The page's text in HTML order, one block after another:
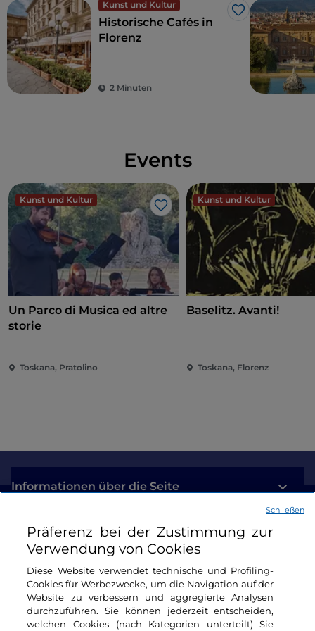
Kunst und Kultur
Like
Historische Cafés in
Florenz
2 Minuten
Events
Kunst und Kultur
Like
Un Parco di Musica ed altre
storie
Toskana, Pratolino
Kunst und Kultur
Baselitz. Avanti!
Toskana, Florenz
Informationen über die Seite
Nützliche Links
Login
Bleiben wir in Kontakt
Präferenz bei der Zustimmung zur
Verwendung von Cookies
Diese Website verwendet technische und Profiling-
Cookies für Werbezwecke, um die Navigation auf der
Website zu verbessern und aggregierte Analysen
durchzuführen. Sie können jederzeit entscheiden,
welchen Cookies (nach Kategorien unterteilt) Sie
Schließen